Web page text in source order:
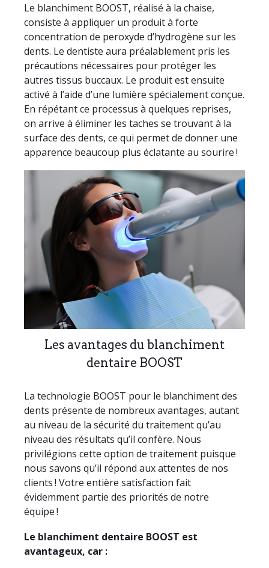
Le blanchiment BOOST, réalisé à la chaise,
consiste à appliquer un produit à forte
concentration de peroxyde d’hydrogène sur les
dents. Le dentiste aura préalablement pris les
précautions nécessaires pour protéger les
autres tissus buccaux. Le produit est ensuite
activé à l’aide d’une lumière spécialement conçue.
En répétant ce processus à quelques reprises,
on arrive à éliminer les taches se trouvant à la
surface des dents, ce qui permet de donner une
apparence beaucoup plus éclatante au sourire !
Les avantages du blanchiment
dentaire BOOST
La technologie BOOST pour le blanchiment des
dents présente de nombreux avantages, autant
au niveau de la sécurité du traitement qu’au
niveau des résultats qu’il confère. Nous
privilégions cette option de traitement puisque
nous savons qu’il répond aux attentes de nos
clients ! Votre entière satisfaction fait
évidemment partie des priorités de notre
équipe !
Le blanchiment dentaire BOOST est
avantageux, car :